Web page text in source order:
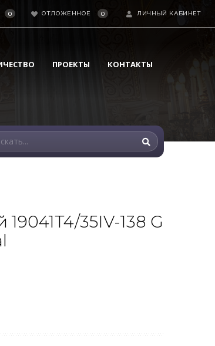
0 ОТЛОЖЕННОЕ 0 ЛИЧНЫЙ КАБИНЕТ
ПРОЕКТЫ КОНТАКТЫ
35IV-138 G